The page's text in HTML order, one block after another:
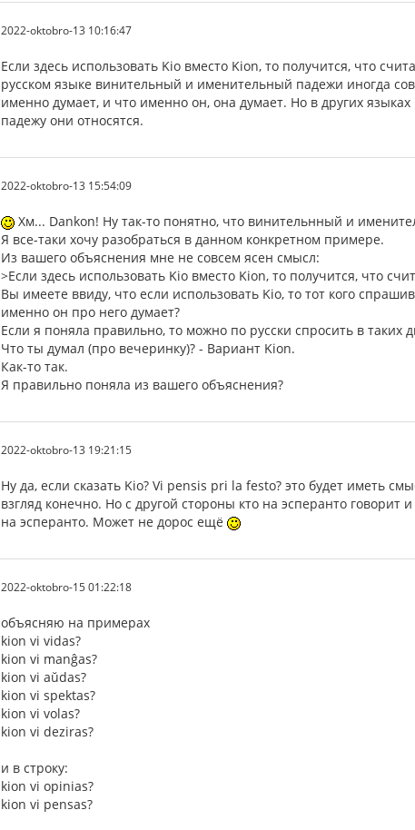
2022-oktobro-13 10:16:47
Если здесь использовать Kio вместо Kion, то получится, что
русском языке винительный и именительный падежи иногда
именно думает, и что именно он, она думает. Но в других
падежу они относятся.
2022-oktobro-13 15:54:09
Хм... Dankon! Ну так-то понятно, что винительнный и
Я все-таки хочу разобраться в данном конкретном примере.
Из вашего объяснения мне не совсем ясен смысл:
>Если здесь использовать Kio вместо Kion, то получится, что
Вы имеете ввиду, что если использовать Kio, то тот кого
именно он про него думает?
Если я поняла правильно, то можно по русски спросить в таких
Что ты думал (про вечеринку)? - Вариант Kion.
Как-то так.
Я правильно поняла из вашего объяснения?
2022-oktobro-13 19:21:15
Ну да, если сказать Kio? Vi pensis pri la festo? это будет иметь
взгляд конечно. Но с другой стороны кто на эсперанто
на эсперанто. Может не дорос ещё
2022-oktobro-15 01:22:18
объясняю на примерах
kion vi vidas?
kion vi manĝas?
kion vi aŭdas?
kion vi spektas?
kion vi volas?
kion vi deziras?
и в строку:
kion vi opinias?
kion vi pensas?